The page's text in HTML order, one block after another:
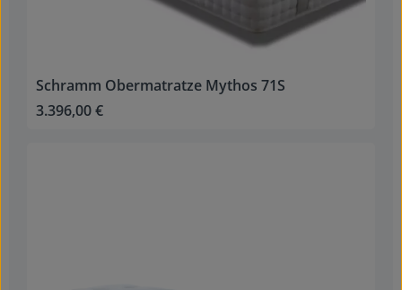
Schramm Obermatratze Mythos 71S
Regulärer Preis:
3.396,00 €